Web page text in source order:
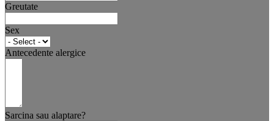
Greutate
Sex
Antecedente alergice
Sarcina sau alaptare?